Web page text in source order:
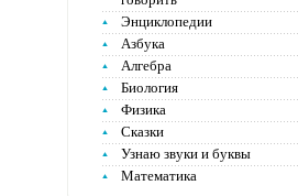
Энциклопедии
Азбука
Алгебра
Биология
Физика
Сказки
Узнаю звуки и буквы
Математика